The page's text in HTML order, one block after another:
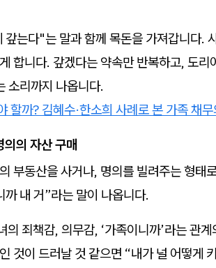
는다"는 말과 함께 목돈을 가져갑니다.
합니다. 갚겠다는 약속만 반복하고, 도
소리까지 나옵니다.
할까? 김혜수·한소희 사례로 본 가족 채
의의 자산 구매
부동산을 사거나, 명의를 빌려주는 형태
내 거”라는 말이 나옵니다.
의 죄책감, 의무감, ‘가족이니까’라는 관
것이 드러날 것 같으면 “내가 널 어떻게